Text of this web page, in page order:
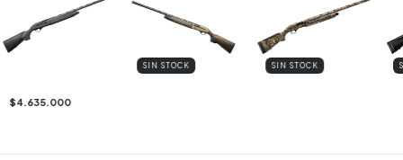
$4.635.000
SIN STOCK SIN STOCK